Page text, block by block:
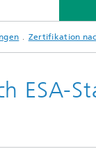
Zertifikation
ESA-